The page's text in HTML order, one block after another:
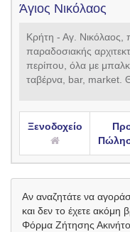
Άγιος Νικόλαος
Κρήτη - Αγ. Νικόλαος,
παραδοσιακής
περίπου, όλα με
ταβέρνα, bar, market.
Ξενοδοχείο
Αν αναζητάτε να
και δεν το έχετε
Φόρμα Ζήτησης